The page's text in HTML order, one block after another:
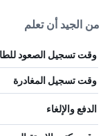
من الجيد أن تعلم
وقت تسجيل الصعود
وقت تسجيل المغادرة
الدفع والإلغاء